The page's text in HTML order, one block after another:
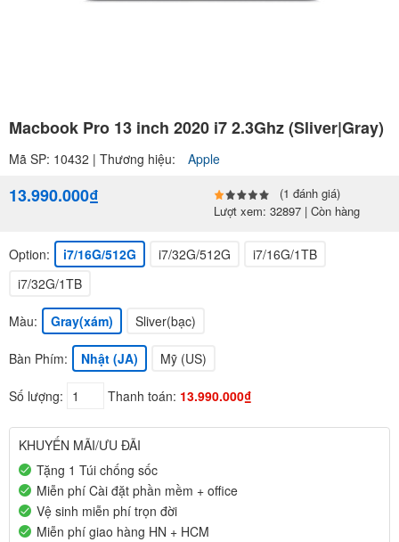
Macbook Pro 13 inch 2020 i7 2.3Ghz (Sliver|Gray)
Mã SP: 10432 | Thương hiệu: Apple
13.990.000₫
(1 đánh giá)
Lượt xem: 32897 | Còn hàng
Option: i7/16G/512G i7/32G/512G
i7/16G/1TB
i7/32G/1TB
Màu: Gray(xám) Sliver(bạc)
Bàn Phím: Nhật (JA) Mỹ (US)
Số lượng: Thanh toán: 13.990.000₫
KHUYẾN MÃI/ƯU ĐÃI
Tặng 1 Túi chống sốc
Miễn phí Cài đặt phần mềm + office
Vệ sinh miễn phí trọn đời
Miễn phí giao hàng HN + HCM